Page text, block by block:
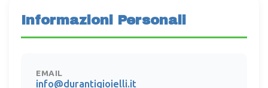
Informazioni Personali
EMAIL
info@durantigioielli.it